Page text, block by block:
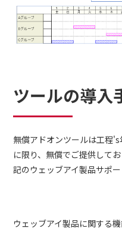
ツールの導入
無償アドオンツールは工程
に限り、無償でご提供して
記のウェッブアイ製品サポ
ウェッブアイ製品に関する